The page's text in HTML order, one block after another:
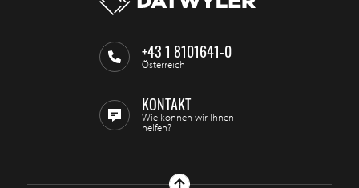
+43 1 8101641-0
Österreich
KONTAKT
Wie können wir Ihnen
helfen?